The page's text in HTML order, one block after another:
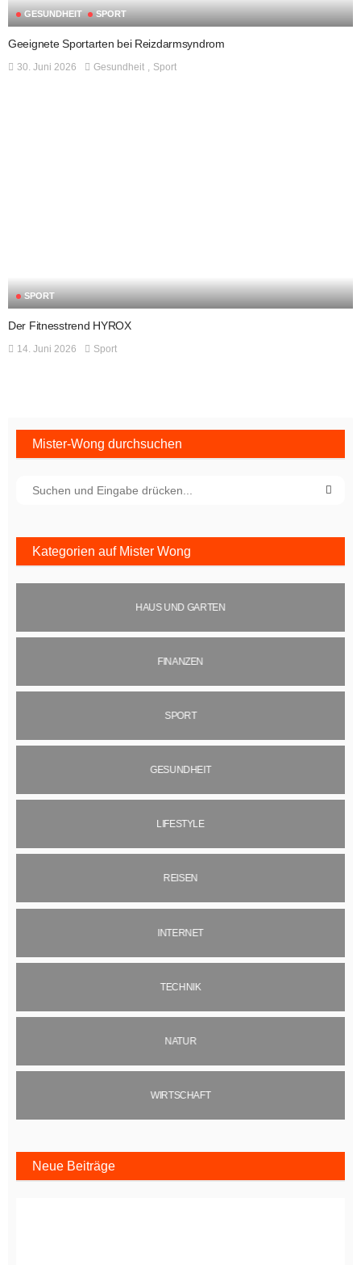
GESUNDHEIT SPORT
Geeignete Sportarten bei Reizdarmsyndrom
30. Juni 2026 Gesundheit Sport
SPORT
Der Fitnesstrend HYROX
14. Juni 2026 Sport
Mister-Wong durchsuchen
Kategorien auf Mister Wong
HAUS UND GARTEN
FINANZEN
SPORT
GESUNDHEIT
LIFESTYLE
REISEN
INTERNET
TECHNIK
NATUR
WIRTSCHAFT
Neue Beiträge